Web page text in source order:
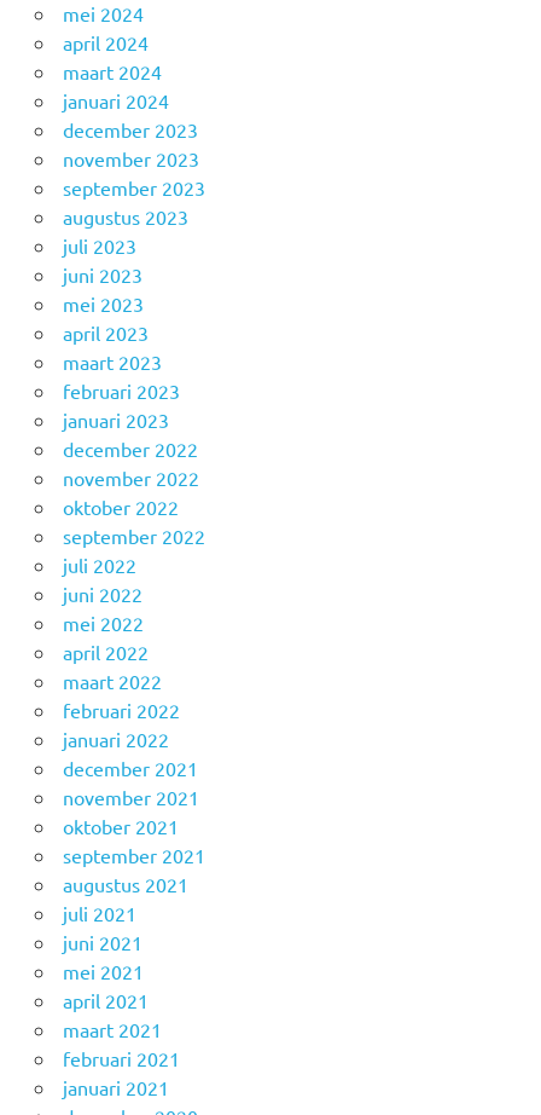
mei 2024
april 2024
maart 2024
januari 2024
december 2023
november 2023
september 2023
augustus 2023
juli 2023
juni 2023
mei 2023
april 2023
maart 2023
februari 2023
januari 2023
december 2022
november 2022
oktober 2022
september 2022
juli 2022
juni 2022
mei 2022
april 2022
maart 2022
februari 2022
januari 2022
december 2021
november 2021
oktober 2021
september 2021
augustus 2021
juli 2021
juni 2021
mei 2021
april 2021
maart 2021
februari 2021
januari 2021